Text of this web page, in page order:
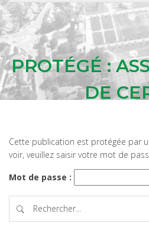
PROTÉGÉ :
DE
Cette publication est protégée par
voir, veuillez saisir votre mot de
Mot de passe :